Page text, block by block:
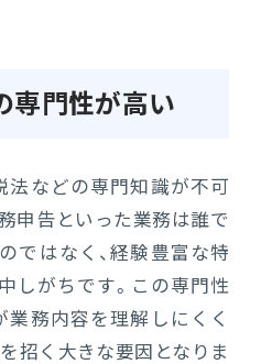
の専門性が高い
法などの専門知識が不可
申告といった業務は誰で
ではなく、経験豊富な特
しがちです。この専門性
業務内容を理解しにくく
招く大きな要因となりま